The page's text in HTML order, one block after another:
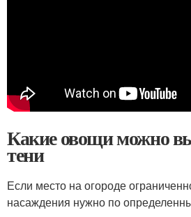
Какие овощи можно
тени
Если место на огороде
насаждения нужно по